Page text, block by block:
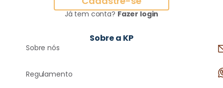
Já tem conta? Fazer login
Sobre a KP
Sobre nós
Regulamento